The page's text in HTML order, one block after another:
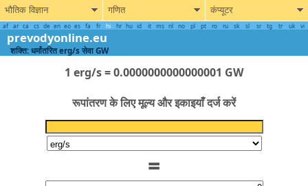
भौतिक विज्ञान गणित कंप्यूटर
af ar ca cs de en eo es fa fr hi hr hu id it ms nl no pl pt ro ru sk sl sr tg tr uk vi
prevodyonline.eu
शक्ति: धर्मांतरित erg/s सेवा GW
1 erg/s = 0.0000000000000001 GW
रूपांतरण के लिए मूल्य और इकाइयाँ दर्ज करें
=